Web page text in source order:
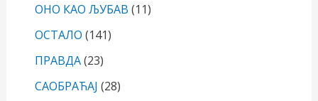
ОНО КАО ЉУБАВ (11)
ОСТАЛО (141)
ПРАВДА(23)
САОБРАЋАЈ (28)